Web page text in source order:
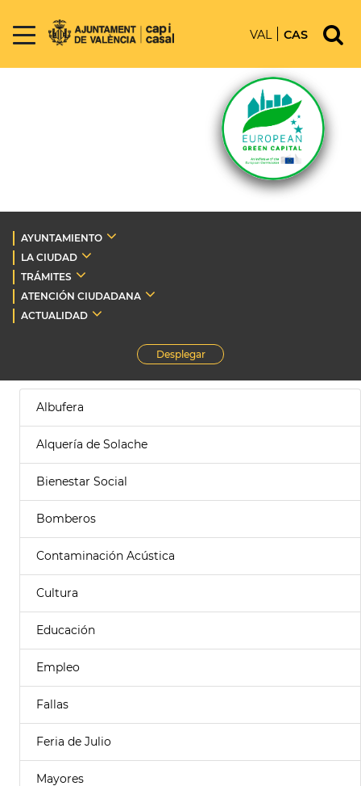
VAL CAS
AYUNTAMIENTO
LA CIUDAD
TRÁMITES
ATENCIÓN CIUDADANA
ACTUALIDAD
Desplegar
Albufera
Alquería de Solache
Bienestar Social
Bomberos
Contaminación Acústica
Cultura
Educación
Empleo
Fallas
Feria de Julio
Mayores